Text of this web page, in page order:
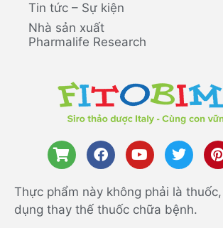
Tin tức – Sự kiện
Nhà sản xuất
Pharmalife Research
Thực phẩm này không phải là
dụng thay thế thuốc chữa bệnh.